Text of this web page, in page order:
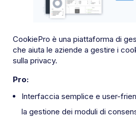
CookiePro è una piattaforma di
che aiuta le aziende a gestire i
sulla privacy.
Pro:
Interfaccia semplice e user-
la gestione dei moduli di